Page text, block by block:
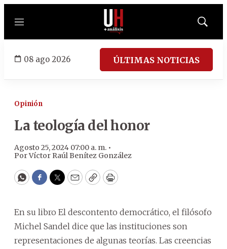
Menú
Mostrar
08 ago 2026 ÚLTIMAS NOTICIAS
Opinión
La teología del honor
Agosto 25, 2024 07:00 a. m. •
PorVíctor Raúl Benítez González
WhatsApp
Facebook
Twitter
EmailCopyPrint
En su libro El descontento democrático, el filósofo
Michel Sandel dice que las instituciones son
representaciones de algunas teorías. Las creencias